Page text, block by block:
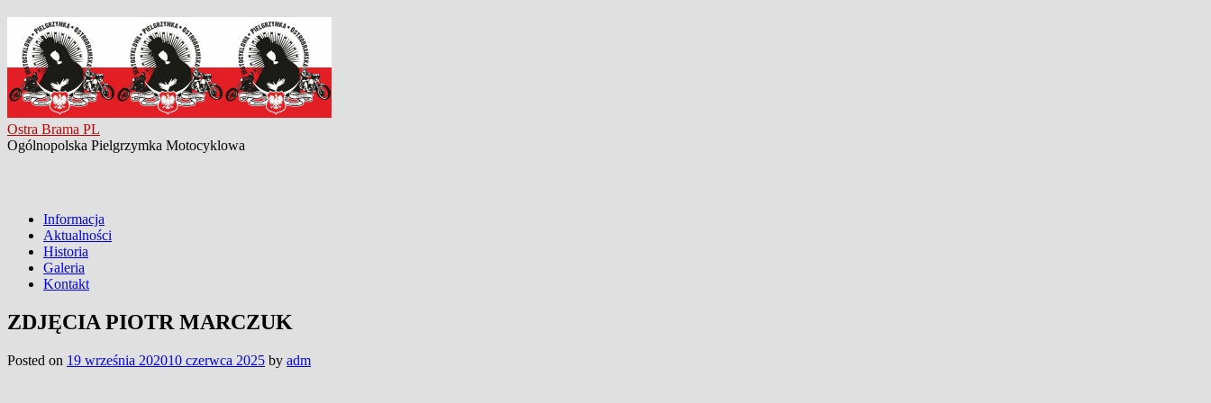
Ostra Brama PL
Ogólnopolska Pielgrzymka Motocyklowa
Informacja
Aktualności
Historia
Galeria
Kontakt
ZDJĘCIA PIOTR MARCZUK
Posted on 19 września 202010 czerwca 2025 by adm